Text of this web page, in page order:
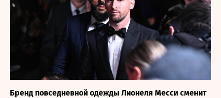
Бренд повседневной одежды Лионеля Месси сменит